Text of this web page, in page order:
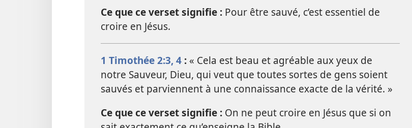
Ce que ce verset signifie : Pour être sauvé, c’est essentiel de
croire en Jésus.
1 Timothée 2:3, 4 : « Cela est beau et agréable aux yeux de
notre Sauveur, Dieu, qui veut que toutes sortes de gens soient
sauvés et parviennent à une connaissance exacte de la vérité. »
Ce que ce verset signifie : On ne peut croire en Jésus que si on